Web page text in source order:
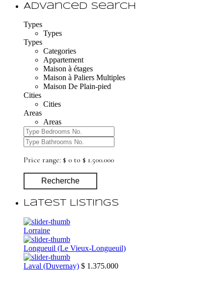
Advanced Search
Types
Types
Types
Categories
Appartement
Maison à étages
Maison à Paliers Multiples
Maison De Plain-pied
Cities
Cities
Areas
Areas
Price range: $ 0 to $ 1.500.000
Recherche
Latest Listings
Lorraine
Longueuil (Le Vieux-Longueuil)
Laval (Duvernay) $ 1.375.000